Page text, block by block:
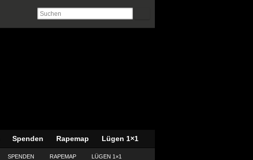
Spenden Rapemap Lügen 1×1
SPENDEN RAPEMAP LÜGEN 1×1